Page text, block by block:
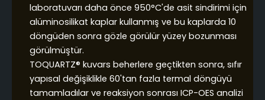
laboratuvarı daha önce 950°C'de asit sindirimi için
alüminosilikat kaplar kullanmış ve bu kaplarda 10
döngüden sonra gözle görülür yüzey bozunması
görülmüştür.
TOQUARTZ® kuvars beherlere geçtikten sonra, sıfır
yapısal değişiklikle 60'tan fazla termal döngüyü
tamamladılar ve reaksiyon sonrası ICP-OES analizi